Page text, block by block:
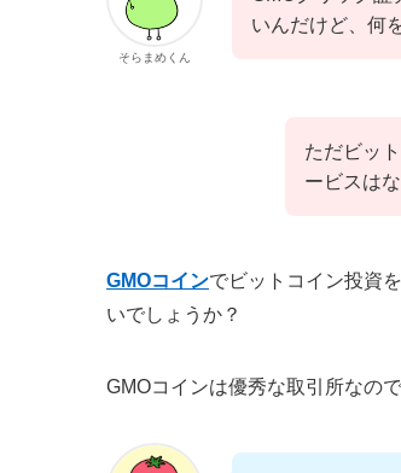
そらまめくん
いんだけど、何
ただビッ
ービスは
GMOコインでビットコイン投資
いでしょうか？
GMOコインは優秀な取引所なの